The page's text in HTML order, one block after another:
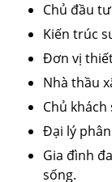
Chủ đầu
Kiến trúc
Đơn vị
Nhà thầu
Chủ
Đại lý
Gia đình
sống.